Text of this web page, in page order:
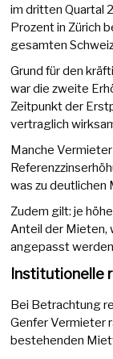
im dritten Quartal
Prozent in Zürich
gesamten
Grund für den
war die zweite
Zeitpunkt der
vertraglich
Manche
was zu
Zudem gilt: je
Anteil der Mieten,
angepasst
Institutionelle
Bei Betrachtung
Genfer Vermieter
bestehenden